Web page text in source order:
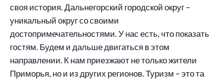
своя история. Дальнегорский городской округ –
уникальный округ со своими
достопримечательностями. У нас есть, что показать
гостям. Будем и дальше двигаться в этом
направлении. К нам приезжают не только жители
Приморья, но и из других регионов. Туризм – это та